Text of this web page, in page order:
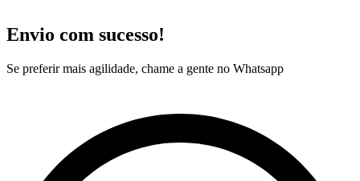
Envio com sucesso!
Se preferir mais agilidade, chame a gente no Whatsapp